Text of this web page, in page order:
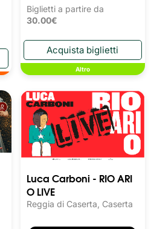
Biglietti a partire da
30.00€
Altro
Luca Carboni - RIO ARI
O LIVE
Reggia di Caserta, Caserta